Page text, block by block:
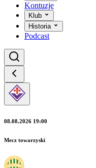
Kontuzje
Klub
Historia
Podcast
08.08.2026 19:00
Mecz towarzyski